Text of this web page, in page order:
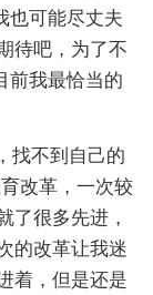
也可能尽丈夫
待吧，为了不
前我最恰当的
找不到自己的
改革，一次较
了很多先进，
的改革让我迷
着，但是还是